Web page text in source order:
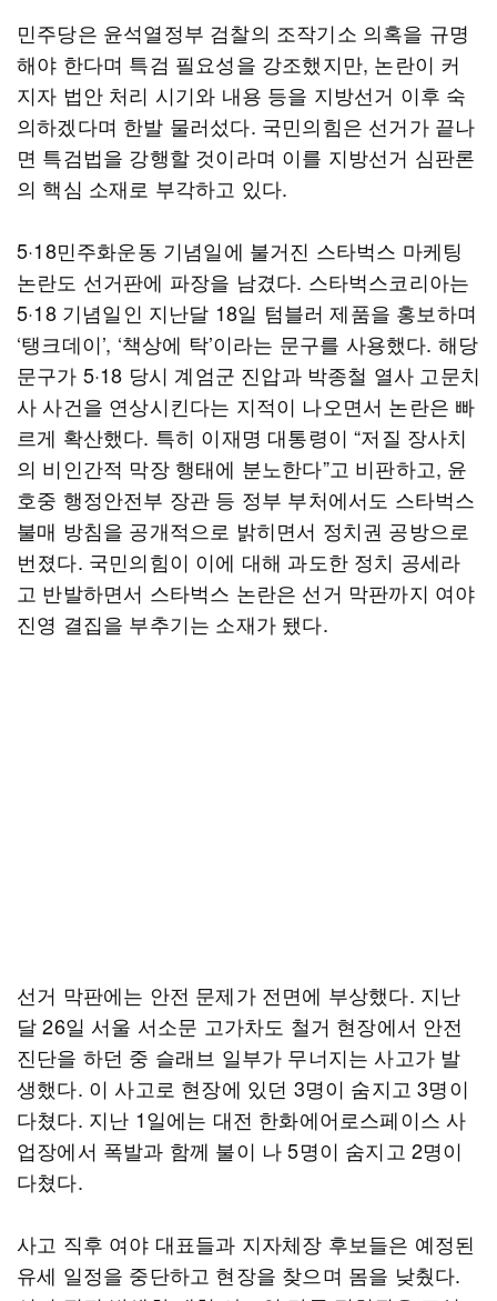
민주당은 윤석열정부 검찰의 조작기소 의혹을 규명
해야 한다며 특검 필요성을 강조했지만, 논란이 커
지자 법안 처리 시기와 내용 등을 지방선거 이후 숙
의하겠다며 한발 물러섰다. 국민의힘은 선거가 끝나
면 특검법을 강행할 것이라며 이를 지방선거 심판론
의 핵심 소재로 부각하고 있다.
5·18민주화운동 기념일에 불거진 스타벅스 마케팅
논란도 선거판에 파장을 남겼다. 스타벅스코리아는
5·18 기념일인 지난달 18일 텀블러 제품을 홍보하며
‘탱크데이’, ‘책상에 탁’이라는 문구를 사용했다. 해당
문구가 5·18 당시 계엄군 진압과 박종철 열사 고문치
사 사건을 연상시킨다는 지적이 나오면서 논란은 빠
르게 확산했다. 특히 이재명 대통령이 “저질 장사치
의 비인간적 막장 행태에 분노한다”고 비판하고, 윤
호중 행정안전부 장관 등 정부 부처에서도 스타벅스
불매 방침을 공개적으로 밝히면서 정치권 공방으로
번졌다. 국민의힘이 이에 대해 과도한 정치 공세라
고 반발하면서 스타벅스 논란은 선거 막판까지 여야
진영 결집을 부추기는 소재가 됐다.
선거 막판에는 안전 문제가 전면에 부상했다. 지난
달 26일 서울 서소문 고가차도 철거 현장에서 안전
진단을 하던 중 슬래브 일부가 무너지는 사고가 발
생했다. 이 사고로 현장에 있던 3명이 숨지고 3명이
다쳤다. 지난 1일에는 대전 한화에어로스페이스 사
업장에서 폭발과 함께 불이 나 5명이 숨지고 2명이
다쳤다.
사고 직후 여야 대표들과 지자체장 후보들은 예정된
유세 일정을 중단하고 현장을 찾으며 몸을 낮췄다.